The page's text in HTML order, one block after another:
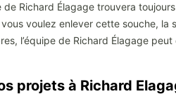
Richard Élagage trouvera
voulez enlever cette souche,
l’équipe de Richard Élagage
projets à Richard